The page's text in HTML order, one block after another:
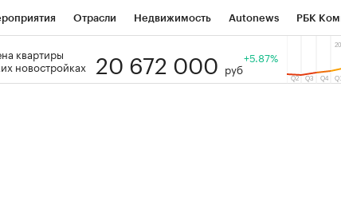
Отрасли Недвижимость Autonews РБК
РБК Образование Тренды
квартиры
новостройках
20 672 000 руб
+5.87%